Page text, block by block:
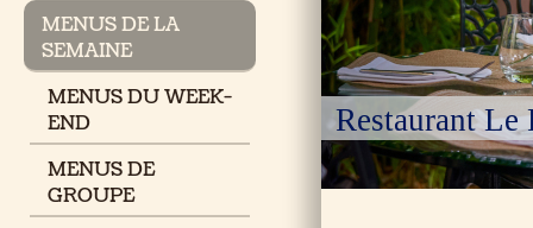
MENUS DE LA
SEMAINE
MENUS DU WEEK-
END
MENUS DE
GROUPE
Restaurant